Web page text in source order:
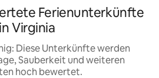
Ferienunterkünfte
in Virginia
Diese Unterkünfte werden
Sauberkeit und weiteren
hoch bewertet.